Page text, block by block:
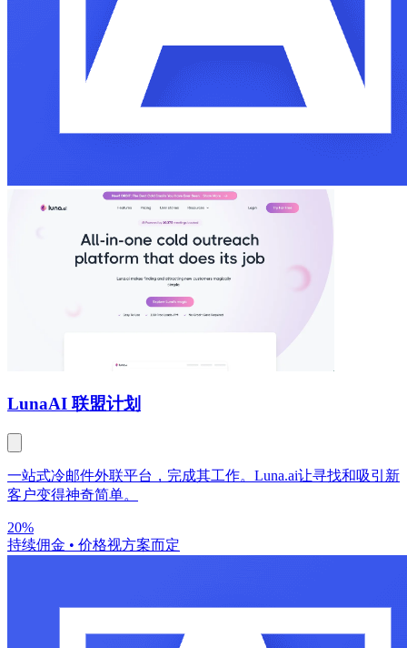
LunaAI 联盟计划
一站式冷邮件外联平台，完成其工作。Luna.ai让寻找和吸引新
客户变得神奇简单。
20%
持续佣金 • 价格视方案而定